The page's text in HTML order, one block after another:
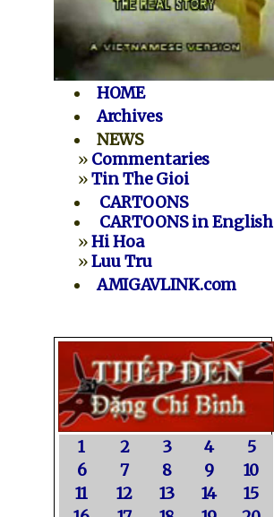
HOME
Archives
NEWS
» Commentaries
»Tin The Gioi
CARTOONS
CARTOONS in English
»Hi Hoa
»Luu Tru
AMIGAVLINK.com
1 2 3 4
5
6
7 8 9
10
11
12 13 14
15